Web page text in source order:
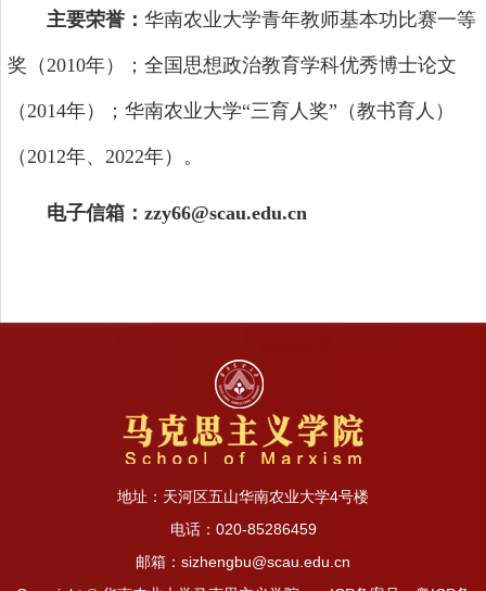
主要荣誉： 华南农业大学青年教师基本功比赛一等
奖（2010年）；全国思想政治教育学科优秀博士论文
（2014年）；华南农业大学“三育人奖”（教书育人）
（2012年、2022年）。
电子信箱：zzy66@scau.edu.cn
地址：天河区五山华南农业大学4号楼
电话：020-85286459
邮箱：sizhengbu@scau.edu.cn